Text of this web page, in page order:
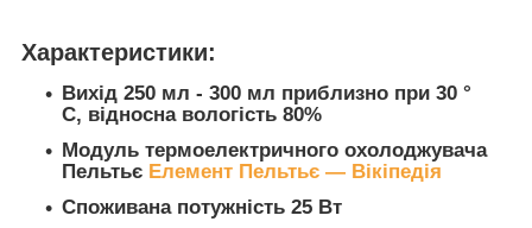
Характеристики:
Вихід 250 мл - 300 мл приблизно при 30 °
C, відносна вологість 80%
Модуль термоелектричного охолоджувача
Пельтьє Елемент Пельтьє — Вікіпедія
Споживана потужність 25 Вт